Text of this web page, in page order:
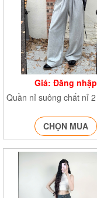
Giá: Đăng nhập
CHỌN MUA